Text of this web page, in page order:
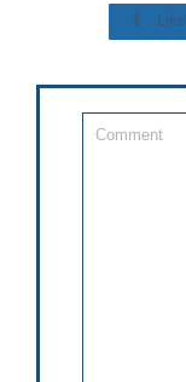
 Like